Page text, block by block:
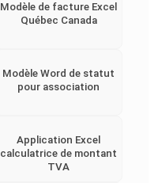
Modèle de facture Excel
Québec Canada
Modèle Word de statut
pour association
Application Excel
calculatrice de montant
TVA